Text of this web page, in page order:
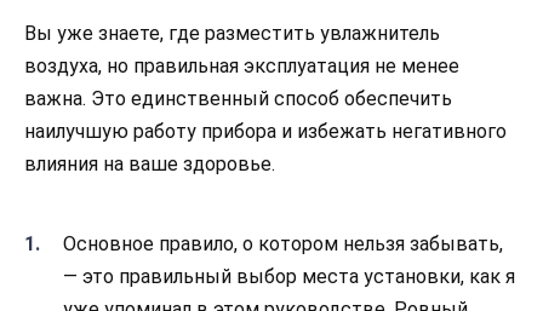
Вы уже знаете, где разместить увлажнитель
воздуха, но правильная эксплуатация не менее
важна. Это единственный способ обеспечить
наилучшую работу прибора и избежать негативного
влияния на ваше здоровье.
Основное правило, о котором нельзя забывать,
— это правильный выбор места установки, как я